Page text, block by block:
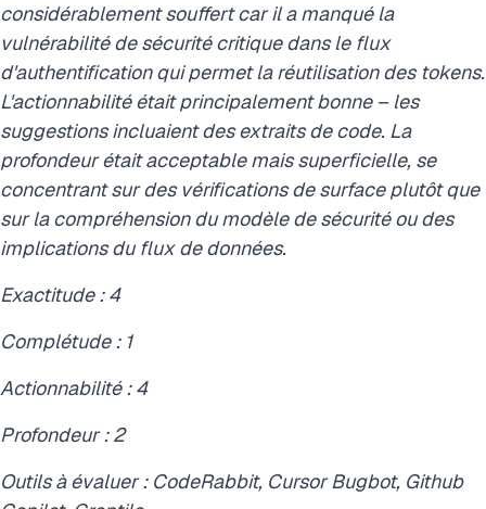
considérablement souffert car il a manqué la
vulnérabilité de sécurité critique dans le flux
d'authentification qui permet la réutilisation des tokens.
L'actionnabilité était principalement bonne – les
suggestions incluaient des extraits de code. La
profondeur était acceptable mais superficielle, se
concentrant sur des vérifications de surface plutôt que
sur la compréhension du modèle de sécurité ou des
implications du flux de données.
Exactitude : 4
Complétude : 1
Actionnabilité : 4
Profondeur : 2
Outils à évaluer : CodeRabbit, Cursor Bugbot, Github